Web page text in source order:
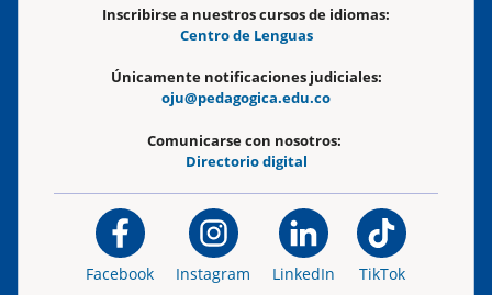
Inscribirse a nuestros cursos de idiomas:
Centro de Lenguas
Únicamente notificaciones judiciales:
oju@pedagogica.edu.co
Comunicarse con nosotros:
Directorio digital
Facebook Instagram LinkedIn TikTok